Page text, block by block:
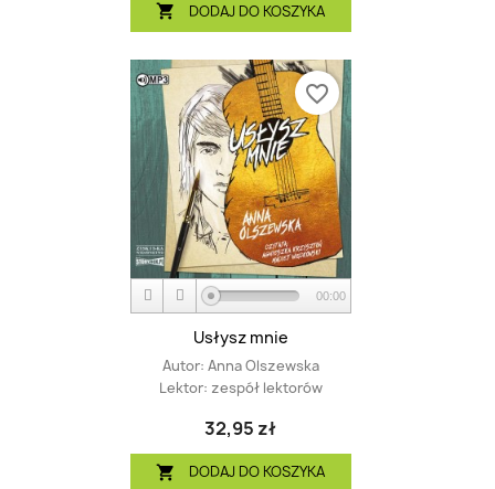
 DODAJ DO KOSZYKA
00:00
Usłysz mnie
Autor: Anna Olszewska
Lektor: zespół lektorów
32,95 zł
 DODAJ DO KOSZYKA
favorite_border